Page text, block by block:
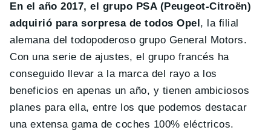
En el año 2017, el grupo PSA (Peugeot-Citroën)
adquirió para sorpresa de todos Opel, la filial
alemana del todopoderoso grupo General Motors.
Con una serie de ajustes, el grupo francés ha
conseguido llevar a la marca del rayo a los
beneficios en apenas un año, y tienen ambiciosos
planes para ella, entre los que podemos destacar
una extensa gama de coches 100% eléctricos.